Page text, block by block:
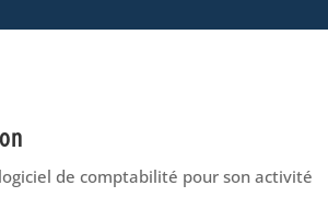
de comptabilité pour son activité